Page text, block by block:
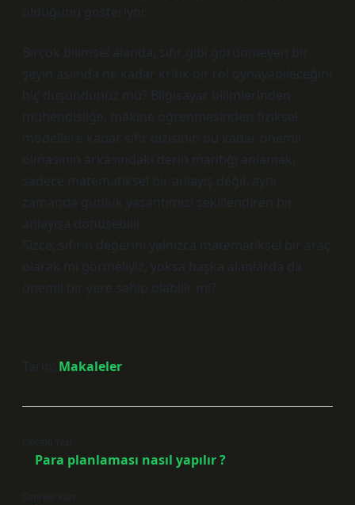
olduğunu gösteriyor.
Birçok bilimsel alanda, sıfır gibi görünmeyen bir
şeyin aslında ne kadar kritik bir rol oynayabileceğini
hiç düşündünüz mü? Bilgisayar bilimlerinden
mühendisliğe, makine öğrenmesinden fiziksel
modellere kadar sıfır dizisinin bu kadar önemli
olmasının arkasındaki derin mantığı anlamak,
sadece matematiksel bir anlayış değil, aynı
zamanda günlük yaşantımızı şekillendiren bir
anlayışa dönüşebilir.
Sizce, sıfırın değerini yalnızca matematiksel bir araç
olarak mı görmeliyiz, yoksa başka alanlarda da
önemli bir yere sahip olabilir mi?
Tarih: Makaleler
Önceki Yazı
Para planlaması nasıl yapılır ?
Sonraki Yazı